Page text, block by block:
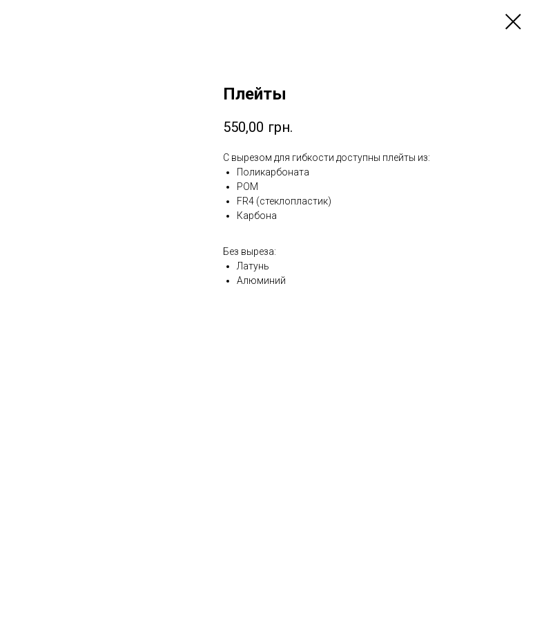
Плейты
550,00 грн.
С вырезом для гибкости доступны плейты из:
Поликарбоната
POM
FR4 (стеклопластик)
Карбона
Без выреза:
Латунь
Алюминий